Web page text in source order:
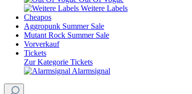
Weitere Labels
Cheapos
Aggropunk Summer Sale
Mutant Rock Summer Sale
Vorverkauf
Tickets
Zur Kategorie Tickets
Alarmsignal